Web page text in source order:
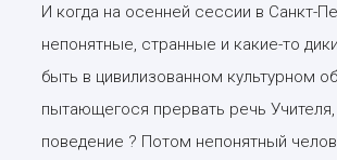
И когда на осенней сессии в Санкт-
непонятные, странные и какие-то
быть в цивилизованном культурном
пытающегося прервать речь
поведение ? Потом непонятный